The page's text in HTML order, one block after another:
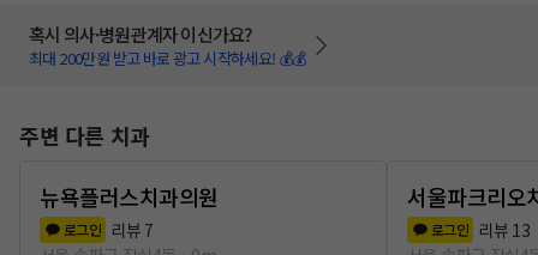
혹시 의사·병원관계자 이신가요?
최대 200만원 받고 바로 광고 시작하세요! 💰💰
주변 다른 치과
뉴욕플러스치과의원
로그인 리뷰 7
서울파크리오
로그인 리뷰 13